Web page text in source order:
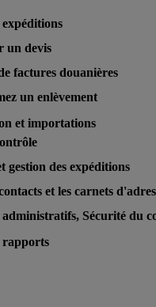
un devis
factures douanières
un enlèvement
et importations
gestion des expéditions
et les carnets
Sécurité du
rapports